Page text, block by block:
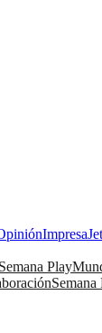
Impresa
Semana Play
Semana